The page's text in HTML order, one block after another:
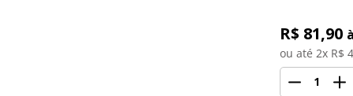
R$ 81,90
ou até 2x R$
1